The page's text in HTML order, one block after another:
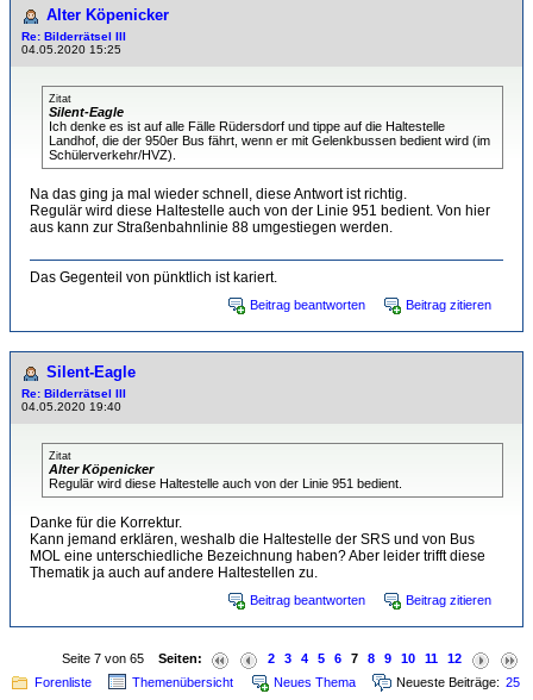
Alter Köpenicker
Re: Bilderrätsel III
04.05.2020 15:25
Zitat
Silent-Eagle
Ich denke es ist auf alle Fälle Rüdersdorf und tippe auf die Haltestelle
Landhof, die der 950er Bus fährt, wenn er mit Gelenkbussen bedient wird (im
Schülerverkehr/HVZ).
Na das ging ja mal wieder schnell, diese Antwort ist richtig.
Regulär wird diese Haltestelle auch von der Linie 951 bedient. Von hier
aus kann zur Straßenbahnlinie 88 umgestiegen werden.
Das Gegenteil von pünktlich ist kariert.
Beitrag beantworten Beitrag zitieren
Silent-Eagle
Re: Bilderrätsel III
04.05.2020 19:40
Zitat
Alter Köpenicker
Regulär wird diese Haltestelle auch von der Linie 951 bedient.
Danke für die Korrektur.
Kann jemand erklären, weshalb die Haltestelle der SRS und von Bus
MOL eine unterschiedliche Bezeichnung haben? Aber leider trifft diese
Thematik ja auch auf andere Haltestellen zu.
Beitrag beantworten Beitrag zitieren
Seite 7 von 65 Seiten: 2 3 4 5 6 7 8 9 10 11
12
Forenliste
Themenübersicht Neues Thema Neueste Beiträge: 25